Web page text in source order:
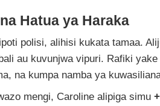
Hatua ya Haraka
polisi, alihisi kukata tamaa.
au kuvunjwa vipuri. Rafiki
na kumpa namba ya
mengi, Caroline alipiga simu